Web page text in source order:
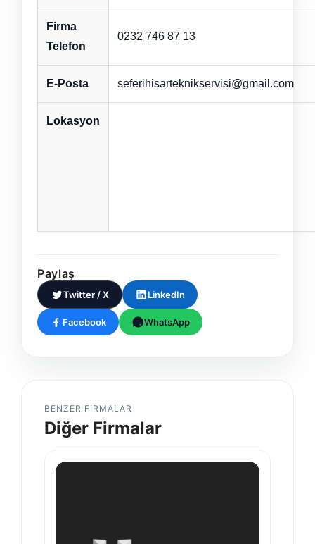
Firma
Telefon
0232 746 87 13
E-Posta seferihisarteknikservisi@gmail.com
Lokasyon
Paylaş
Twitter / X LinkedIn
Facebook WhatsApp
BENZER FIRMALAR
Diğer Firmalar